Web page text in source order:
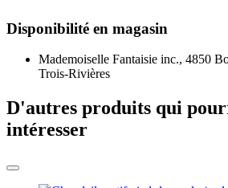
Disponibilité en magasin
Mademoiselle Fantaisie inc., 4850
Trois-Rivières
D'autres produits qui
intéresser